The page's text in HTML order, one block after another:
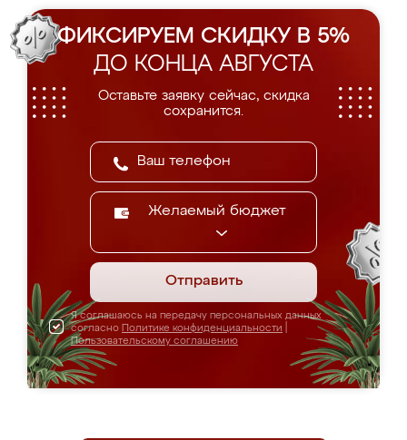
ФИКСИРУЕМ СКИДКУ В 5%
ДО КОНЦА АВГУСТА
Оставьте заявку сейчас, скидка
сохранится.
Желаемый бюджет
Отправить
Я соглашаюсь на передачу персональных данных
согласно Политике конфиденциальности
Пользовательскому соглашению